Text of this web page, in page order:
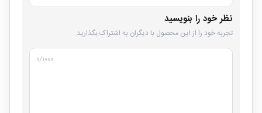
نظر خود را بنویسید
تجربه خود را از این محصول با دیگران به اشتراک بگذارید.
۰/۱۰۰۰